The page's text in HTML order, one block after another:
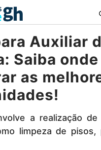
Auxiliar
Saiba onde
as
a realização de
limpeza de pisos,